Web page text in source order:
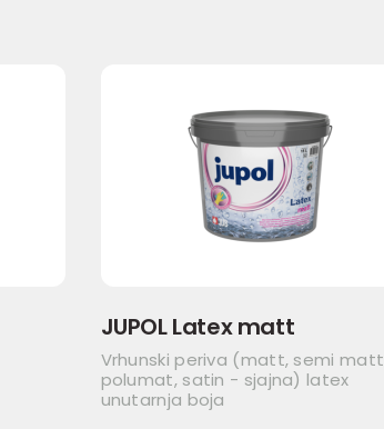
JUPOL Latex matt
Vrhunski periva (matt, semi matt
polumat, satin - sjajna) latex
unutarnja boja